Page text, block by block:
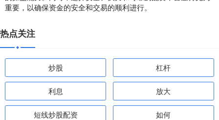
重要，以确保资金的安全和交易的顺利进行。
热点关注
炒股 杠杆
利息 放大
短线炒股配资 如何